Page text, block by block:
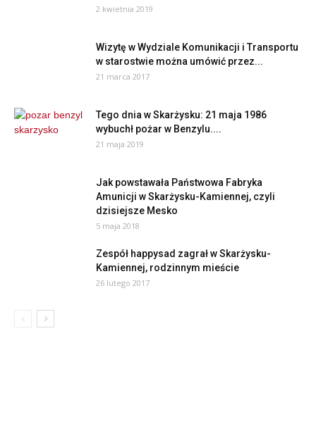
2 kwietnia 2019
Wizytę w Wydziale Komunikacji i Transportu
w starostwie można umówić przez...
21 marca 2017
Tego dnia w Skarżysku: 21 maja 1986
wybuchł pożar w Benzylu....
21 maja 2019
Jak powstawała Państwowa Fabryka
Amunicji w Skarżysku-Kamiennej, czyli
dzisiejsze Mesko
5 maja 2018
Zespół happysad zagrał w Skarżysku-
Kamiennej, rodzinnym mieście
26 lutego 2017